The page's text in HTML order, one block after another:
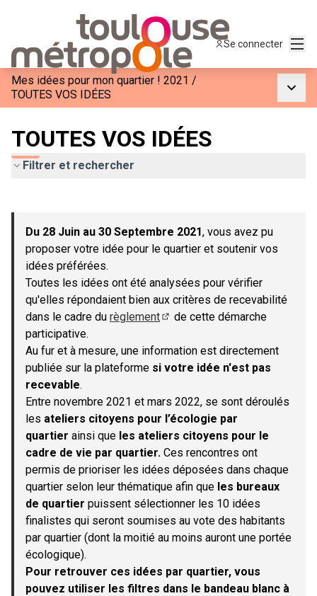
Se connecter
Mes idées pour mon quartier ! 2021 /
TOUTES VOS IDÉES
TOUTES VOS IDÉES
Filtrer et rechercher
−
Du 28 Juin au 30 Septembre 2021, vous avez pu
proposer votre idée pour le quartier et soutenir vos
idées préférées.
Toutes les idées ont été analysées pour vérifier
qu'elles répondaient bien aux critères de recevabilité
dans le cadre du règlement
de cette démarche
participative.
Au fur et à mesure, une information est directement
publiée sur la plateforme si votre idée n'est pas
recevable.
Entre novembre 2021 et mars 2022, se sont déroulés
les ateliers citoyens pour l’écologie par
quartier ainsi que les ateliers citoyens pour le
cadre de vie par quartier. Ces rencontres ont
permis de prioriser les idées déposées dans chaque
quartier selon leur thématique afin que les bureaux
de quartier puissent sélectionner les 10 idées
finalistes qui seront soumises au vote des habitants
par quartier (dont la moitié au moins auront une portée
écologique).
Pour retrouver ces idées par quartier, vous
pouvez utiliser les filtres dans le bandeau blanc à